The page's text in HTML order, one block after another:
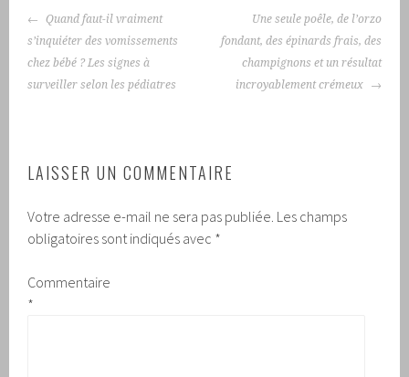
NAVIGATION
DES
ARTICLES
Quand faut-il vraiment
s’inquiéter des vomissements
chez bébé ? Les signes à
surveiller selon les pédiatres
Une seule poêle, de l’orzo
fondant, des épinards frais, des
champignons et un résultat
incroyablement crémeux
LAISSER UN COMMENTAIRE
Votre adresse e-mail ne sera pas publiée. Les champs
obligatoires sont indiqués avec *
Commentaire
*